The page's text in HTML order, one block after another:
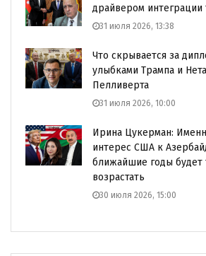
драйвером
31 июля 2026, 13:38
Что скрывается за
улыбками Трампа и
Пелливерта
31 июля 2026, 10:00
Ирина Цукерман:
интерес США к
ближайшие годы будет
возрастать
30 июля 2026, 15:00